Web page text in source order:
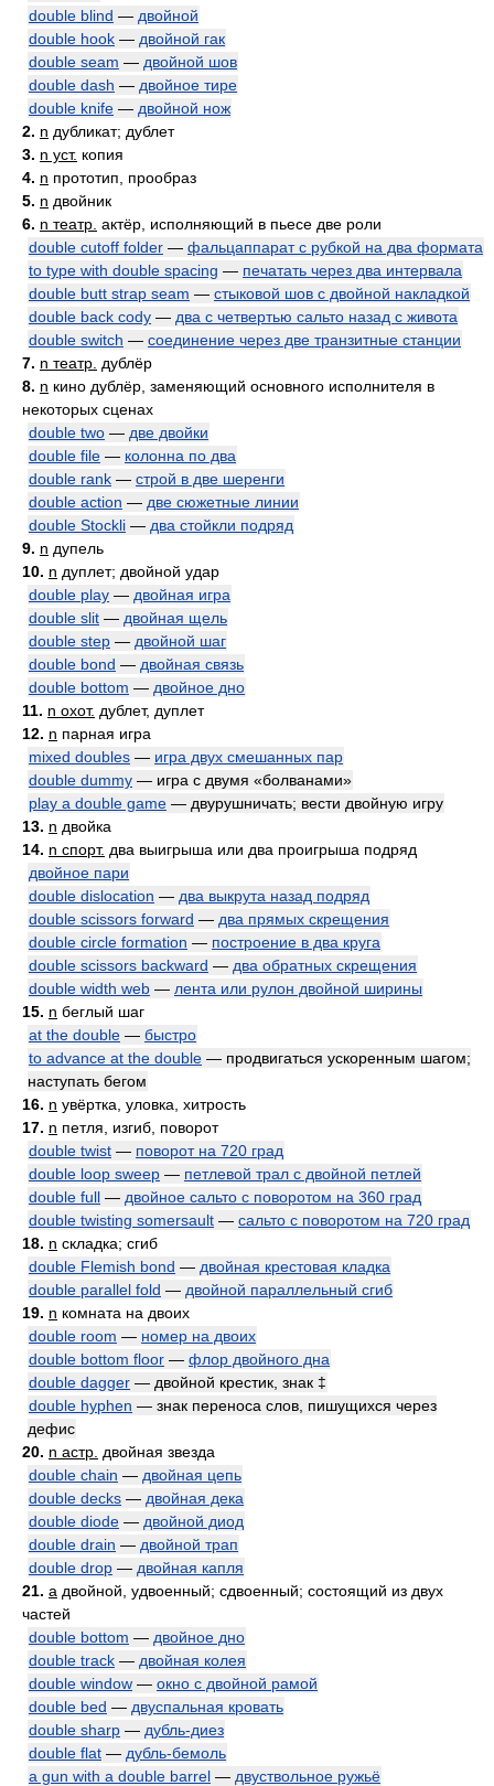
double blind — двойной
double hook — двойной гак
double seam — двойной шов
double dash — двойное тире
double knife — двойной нож
2. n дубликат; дублет
3. n уст. копия
4. n прототип, прообраз
5. n двойник
6. n театр. актёр, исполняющий в пьесе две роли
double cutoff folder — фальцаппарат с рубкой на два формата
to type with double spacing — печатать через два интервала
double butt strap seam — стыковой шов с двойной накладкой
double back cody — два с четвертью сальто назад с живота
double switch — соединение через две транзитные станции
7. n театр. дублёр
8. n кино дублёр, заменяющий основного исполнителя в
некоторых сценах
double two — две двойки
double file — колонна по два
double rank — строй в две шеренги
double action — две сюжетные линии
double Stockli — два стойкли подряд
9. n дупель
10. n дуплет; двойной удар
double play — двойная игра
double slit — двойная щель
double step — двойной шаг
double bond — двойная связь
double bottom — двойное дно
11. n охот. дублет, дуплет
12. n парная игра
mixed doubles — игра двух смешанных пар
double dummy — игра с двумя «болванами»
play a double game — двурушничать; вести двойную игру
13. n двойка
14. n спорт. два выигрыша или два проигрыша подряд
двойное пари
double dislocation — два выкрута назад подряд
double scissors forward — два прямых скрещения
double circle formation — построение в два круга
double scissors backward — два обратных скрещения
double width web — лента или рулон двойной ширины
15. n беглый шаг
at the double — быстро
to advance at the double — продвигаться ускоренным шагом;
наступать бегом
16. n увёртка, уловка, хитрость
17. n петля, изгиб, поворот
double twist — поворот на 720 град
double loop sweep — петлевой трал с двойной петлей
double full — двойное сальто с поворотом на 360 град
double twisting somersault — сальто с поворотом на 720 град
18. n складка; сгиб
double Flemish bond — двойная крестовая кладка
double parallel fold — двойной параллельный сгиб
19. n комната на двоих
double room — номер на двоих
double bottom floor — флор двойного дна
double dagger — двойной крестик, знак ‡
double hyphen — знак переноса слов, пишущихся через
дефис
20. n астр. двойная звезда
double chain — двойная цепь
double decks — двойная дека
double diode — двойной диод
double drain — двойной трап
double drop — двойная капля
21. a двойной, удвоенный; сдвоенный; состоящий из двух
частей
double bottom — двойное дно
double track — двойная колея
double window — окно с двойной рамой
double bed — двуспальная кровать
double sharp — дубль-диез
double flat — дубль-бемоль
a gun with a double barrel — двуствольное ружьё